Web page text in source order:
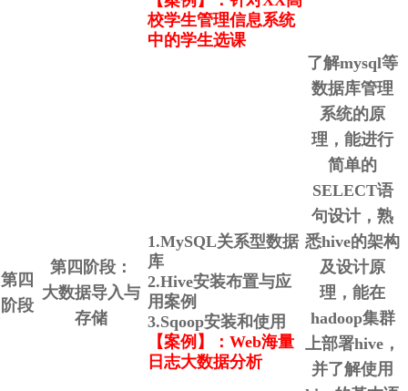
校学生管理信息系统
中的学生选课
第四
阶段
第四阶段：
大数据导入与
存储
1.MySQL关系型数据
库
2.Hive安装布置与应
用案例
3.Sqoop安装和使用
【案例】：Web海量
日志大数据分析
了解mysql等
数据库管理
系统的原
理，能进行
简单的
SELECT语
句设计，熟
悉hive的架构
及设计原
理，能在
hadoop集群
上部署hive，
并了解使用